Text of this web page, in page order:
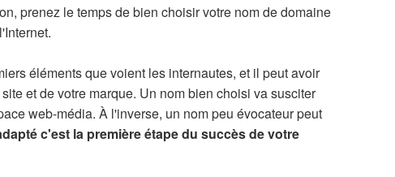
prenez le temps de bien choisir votre nom de domaine
éléments que voient les internautes, et il peut avoir
et de votre marque. Un nom bien choisi va susciter
web-média. À l'inverse, un nom peu évocateur peut
c'est la première étape du succès de votre